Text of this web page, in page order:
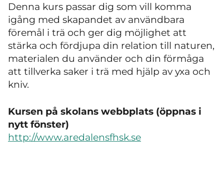
Denna kurs passar dig som vill komma
igång med skapandet av användbara
föremål i trä och ger dig möjlighet att
stärka och fördjupa din relation till naturen,
materialen du använder och din förmåga
att tillverka saker i trä med hjälp av yxa och
kniv.
Kursen på skolans webbplats (öppnas i
nytt fönster)
http://www.aredalensfhsk.se